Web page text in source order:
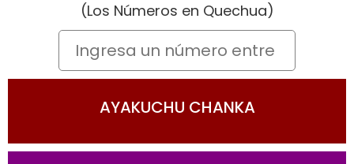
(Los Números en Quechua)
AYAKUCHU CHANKA